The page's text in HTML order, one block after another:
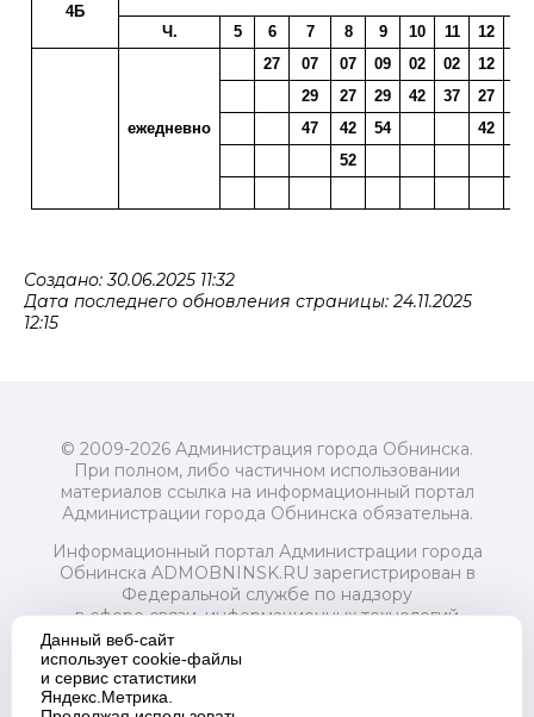
4Б
Ч. 5 6 7 8 9 10 11 12
ежедневно
27 07 07 09 02 02 12
29
27 29 42 37 27
47
42 54 42
52
Создано: 30.06.2025 11:32
Дата последнего обновления страницы: 24.11.2025
12:15
© 2009-2026 Администрация города Обнинска.
При полном, либо частичном использовании
материалов ссылка на информационный портал
Администрации города Обнинска обязательна.
Информационный портал Администрации города
Обнинска ADMOBNINSK.RU зарегистрирован в
Федеральной службе по надзору
в сфере связи, информационных технологий
и массовых коммуникаций (Роскомнадзор) 24 июля
2018 года.
Свидетельство о регистрации Эл № ФС77-73321
Данный веб-сайт
использует cookie-файлы
и сервис статистики
Яндекс.Метрика.